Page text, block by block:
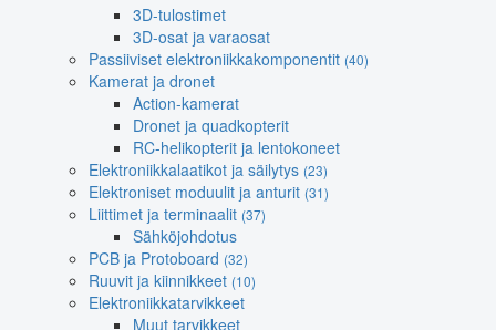
3D-tulostimet
3D-osat ja varaosat
Passiiviset elektroniikkakomponentit (40)
Kamerat ja dronet
Action-kamerat
Dronet ja quadkopterit
RC-helikopterit ja lentokoneet
Elektroniikkalaatikot ja säilytys (23)
Elektroniset moduulit ja anturit (31)
Liittimet ja terminaalit (37)
Sähköjohdotus
PCB ja Protoboard (32)
Ruuvit ja kiinnikkeet (10)
Elektroniikkatarvikkeet
Muut tarvikkeet